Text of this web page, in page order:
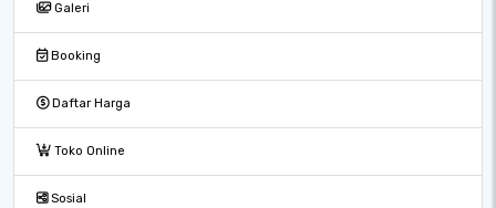
Galeri
Booking
Daftar Harga
Toko Online
Sosial